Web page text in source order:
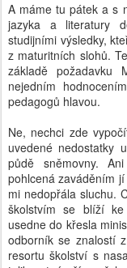
A máme tu pátek a s
jazyka a literatury
studijními výsledky,
z maturitních slohů.
základě požadavku
nejedním
pedagogů hlavou.
Ne, nechci zde
uvedené nedostatky
půdě sněmovny.
pohlcená zaváděním
mi nedopřála sluchu.
školstvím se blíží
usedne do křesla
odborník se znalostí
resortu školství s